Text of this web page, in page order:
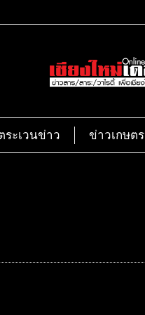
ระเวนข่าว ข่าวเกษตร